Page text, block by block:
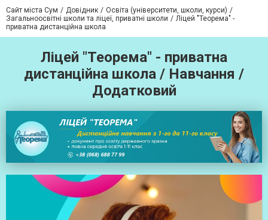
Сайт міста Сум Довідник
Освіта (університети, школи, курси)
Загальноосвітні школи та ліцеї, приватні школи
Ліцей "Теорема" -
приватна дистанційна школа
Ліцей "Теорема" - приватна
дистанційна школа / Навчання /
Додатковий